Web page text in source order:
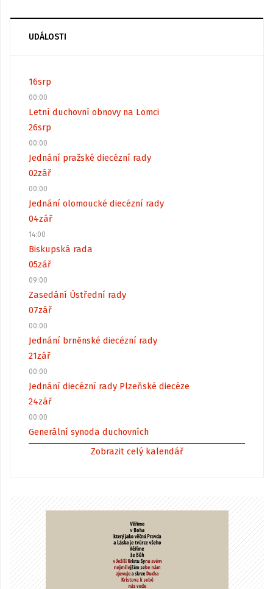
UDÁLOSTI
16srp
00:00
Letní duchovní obnovy na Lomci
26srp
00:00
Jednání pražské diecézní rady
02zář
00:00
Jednání olomoucké diecézní rady
04zář
14:00
Biskupská rada
05zář
09:00
Zasedání Ústřední rady
07zář
00:00
Jednání brněnské diecézní rady
21zář
00:00
Jednání diecézní rady Plzeňské diecéze
24zář
00:00
Generální synoda duchovních
Zobrazit celý kalendář